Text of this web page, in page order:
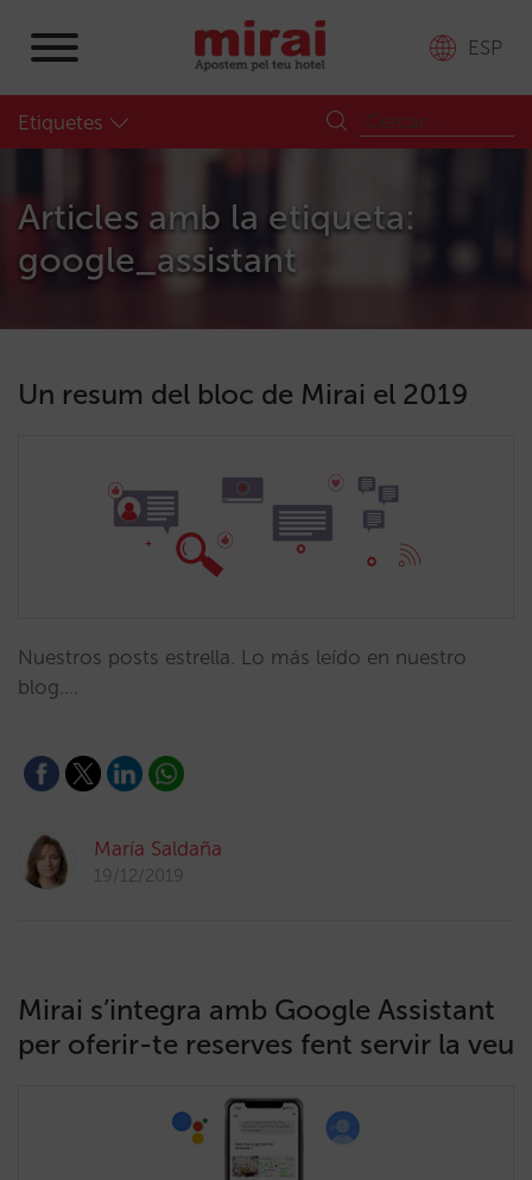
ESP
Etiquetes
Articles amb la etiqueta:
google_assistant
Un resum del bloc de Mirai el 2019
Nuestros posts estrella. Lo más leído en nuestro
blog.…
María Saldaña
19/12/2019
Mirai s’integra amb Google Assistant
per oferir-te reserves fent servir la veu